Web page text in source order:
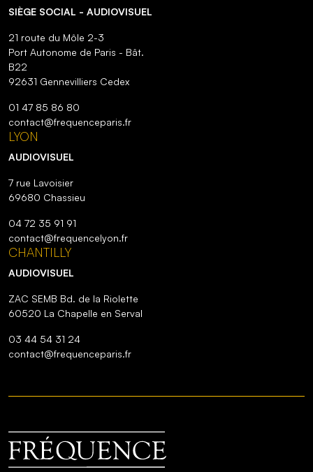
SIÈGE SOCIAL - AUDIOVISUEL
21 route du Môle 2-3
Port Autonome de Paris - Bât.
B22
92631 Gennevilliers Cedex
01 47 85 86 80
contact@frequenceparis.fr
LYON
AUDIOVISUEL
7 rue Lavoisier
69680 Chassieu
04 72 35 91 91
contact@frequencelyon.fr
CHANTILLY
AUDIOVISUEL
ZAC SEMB Bd. de la Riolette
60520 La Chapelle en Serval
03 44 54 31 24
contact@frequenceparis.fr